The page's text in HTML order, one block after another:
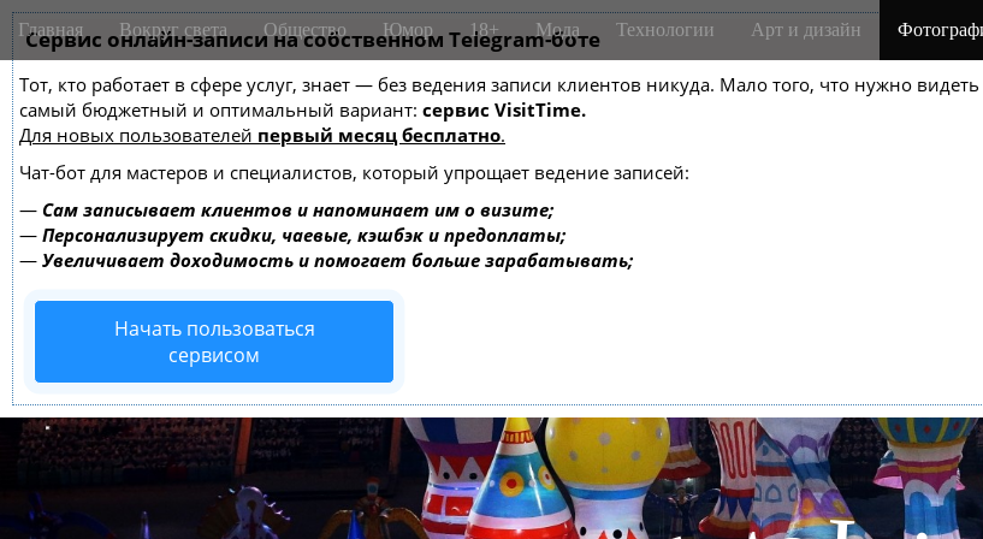
Сервис онлайн-записи на собственном Telegram-боте
Тот, кто работает в сфере услуг, знает — без ведения записи клиентов никуда. Мало того, что нужно
самый бюджетный и оптимальный вариант: сервис VisitTime.
Для новых пользователей первый месяц бесплатно.
Чат-бот для мастеров и специалистов, который упрощает ведение записей:
— Сам записывает клиентов и напоминает им о визите;
— Персонализирует скидки, чаевые, кэшбэк и предоплаты;
— Увеличивает доходимость и помогает больше зарабатывать;
Начать пользоваться
сервисом
M
a
n
m
e
n
u
i
Главная Вокруг света Общество Юмор 18+ Мода Технологии Арт и дизайн